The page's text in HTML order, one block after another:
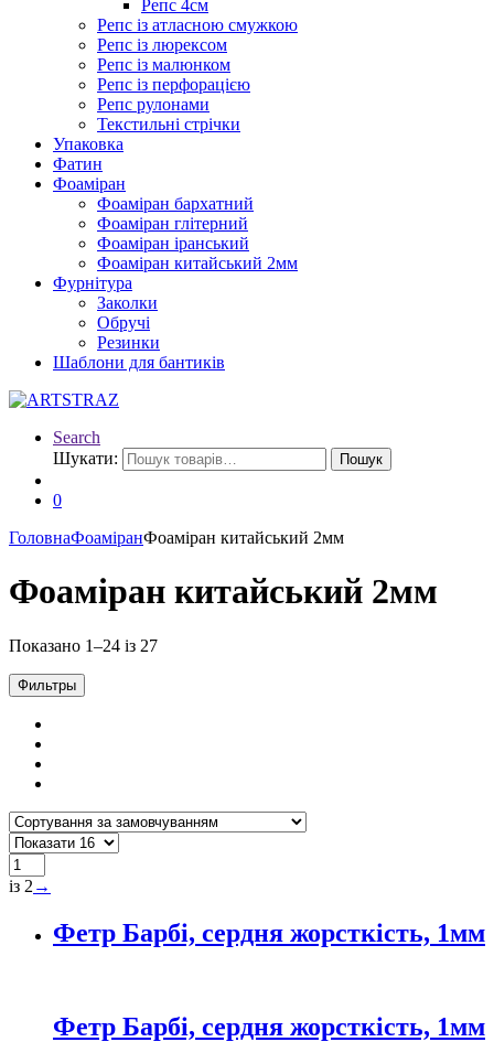
Репс 4см
Репс із атласною смужкою
Репс із люрексом
Репс із малюнком
Репс із перфорацією
Репс рулонами
Текстильні стрічки
Упаковка
Фатин
Фоаміран
Фоаміран бархатний
Фоаміран глітерний
Фоаміран іранський
Фоаміран китайський 2мм
Фурнітура
Заколки
Обручі
Резинки
Шаблони для бантиків
Search
Шукати:
Пошук
0
ГоловнаФоаміранФоаміран китайський 2мм
Фоаміран китайський 2мм
Показано 1–24 із 27
Фильтры
із 2 →
Фетр Барбі, сердня жорсткість, 1мм
Фетр Барбі, сердня жорсткість, 1мм